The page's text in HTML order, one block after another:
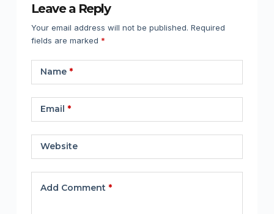
Leave a Reply
Your email address will not be published. Required
fields are marked *
Name*
Email *
Website
Add Comment *